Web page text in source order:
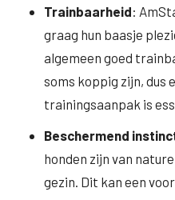
Trainbaarheid:
graag hun baasje
algemeen goed
soms koppig zijn, dus
trainingsaanpak is
Beschermend
honden zijn van
gezin. Dit kan een